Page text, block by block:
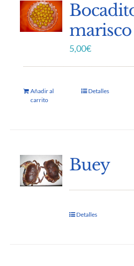
marisco
5,00€
Añadir al
carrito
Detalles
Buey
Detalles